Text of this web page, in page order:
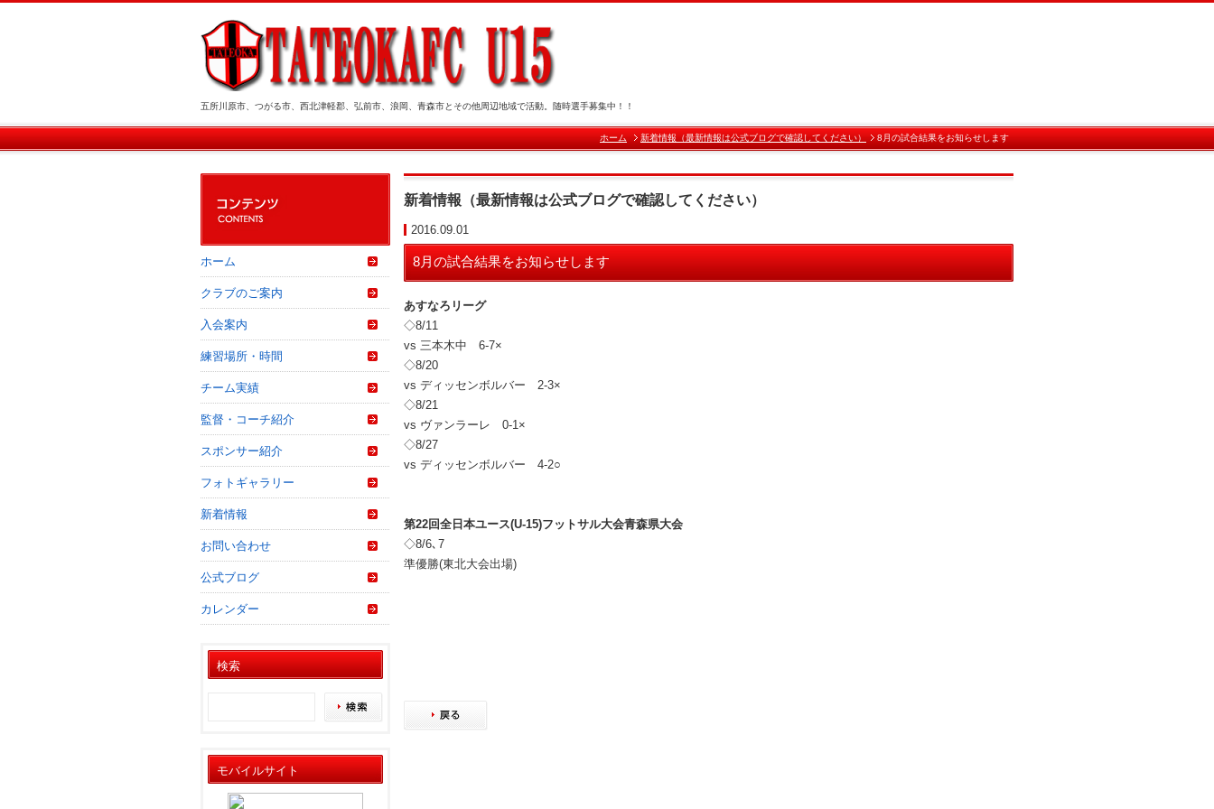
五所川原市、つがる市、西北津軽郡、弘前市、浪岡、青森市とその他周辺地域で活動。随時選手募集中！！
ホーム 新着情報（最新情報は公式ブログで確認してください） 8月の試合結果をお知らせします
新着情報（最新情報は公式ブログで確認してください）
2016.09.01
8月の試合結果をお知らせします
あすなろリーグ
◇8/11
vs 三本木中 6-7×
◇8/20
vs ディッセンボルバー 2-3×
◇8/21
vs ヴァンラーレ 0-1×
◇8/27
vs ディッセンボルバー 4-2○
第22回全日本ユース(U-15)フットサル大会青森県大会
◇8/6､7
準優勝(東北大会出場)
ホーム
クラブのご案内
入会案内
練習場所・時間
チーム実績
監督・コーチ紹介
スポンサー紹介
フォトギャラリー
新着情報
お問い合わせ
公式ブログ
カレンダー
検索
モバイルサイト